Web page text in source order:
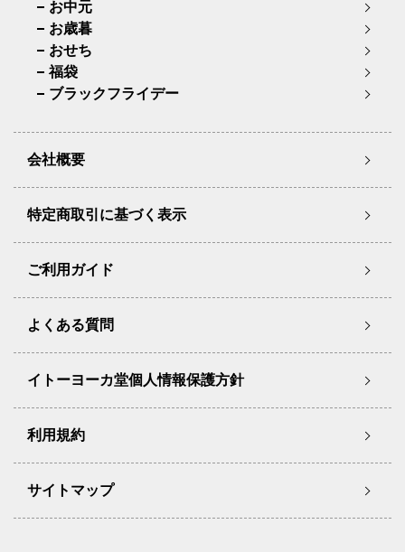
お中元
お歳暮
おせち
福袋
ブラックフライデー
会社概要
特定商取引に基づく表示
ご利用ガイド
よくある質問
イトーヨーカ堂個人情報保護方針
利用規約
サイトマップ